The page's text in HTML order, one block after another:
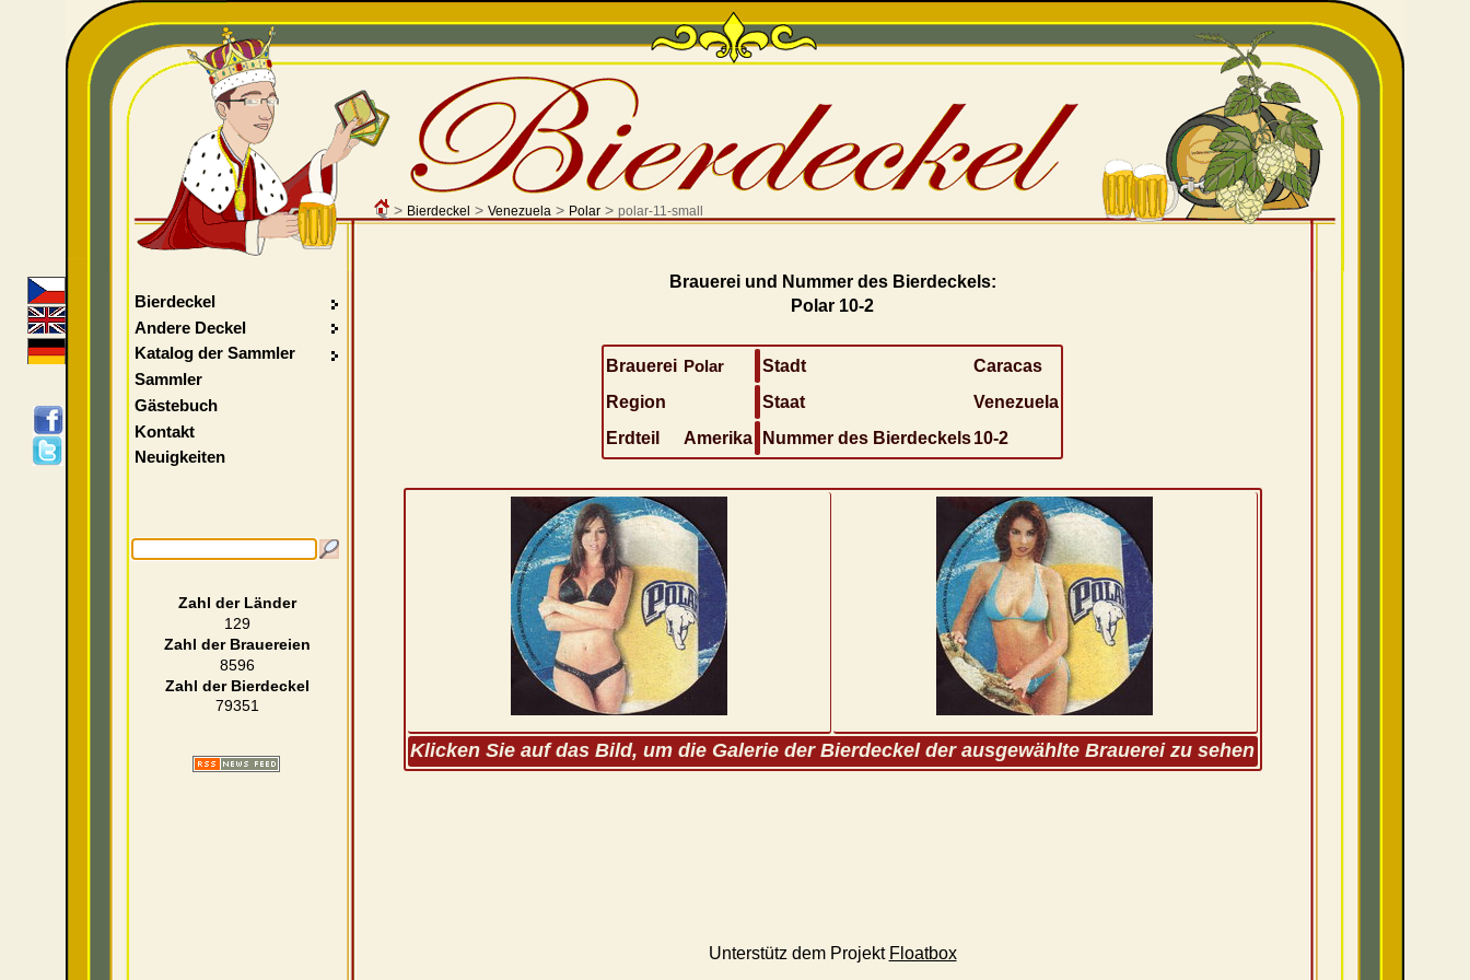
> Bierdeckel > Venezuela> Polar> polar-11-small
Brauerei und Nummer des Bierdeckels:
Polar 10-2
Brauerei Polar Stadt
Caracas
Region
Staat
Venezuela
Erdteil
Amerika Nummer des Bierdeckels10-2
Klicken Sie auf das Bild, um die Galerie der Bierdeckel der ausgewählte Brauerei zu sehen
Unterstütz dem Projekt Floatbox
Bierdeckel
Andere Deckel
Katalog der Sammler
Sammler
Gästebuch
Kontakt
Neuigkeiten
Zahl der Länder
129
Zahl der Brauereien
8596
Zahl der Bierdeckel
79351